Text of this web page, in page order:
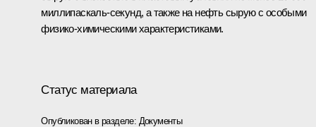
миллипаскаль-секунд, а также на нефть сырую с особыми
физико-химическими характеристиками.
Статус материала
Опубликован в разделе: Документы